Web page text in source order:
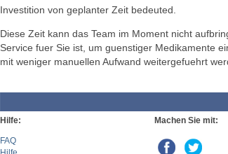
Investition von geplanter Zeit bedeuted.
Diese Zeit kann das Team im Moment nicht
Service fuer Sie ist, um guenstiger Medikamente
mit weniger manuellen Aufwand weitergefuehrt
Hilfe:
FAQ
Machen Sie mit: